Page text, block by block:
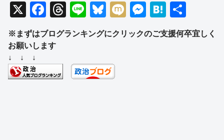
X
F
a
c
b
T
hr
e
d
Li
n
e
Bl
e
y
M
ixi
M
ss
H
at
e
有
※まずはブログランキングにクリックのご支援何卒宜しく
お願いします
↓ ↓ ↓